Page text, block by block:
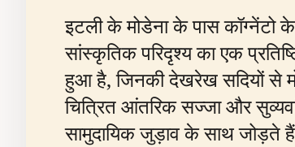
इटली के मोडेना के पास कॉग्नेंटो के
सांस्कृतिक परिदृश्य का एक
हुआ है, जिनकी देखरेख सदियों से
चित्रित आंतरिक सज्जा और
सामुदायिक जुड़ाव के साथ जोड़ते